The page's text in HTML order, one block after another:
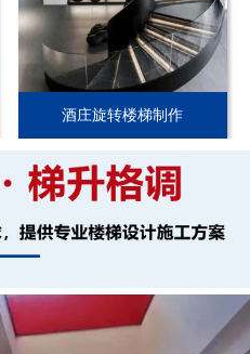
酒庄旋转楼梯制作